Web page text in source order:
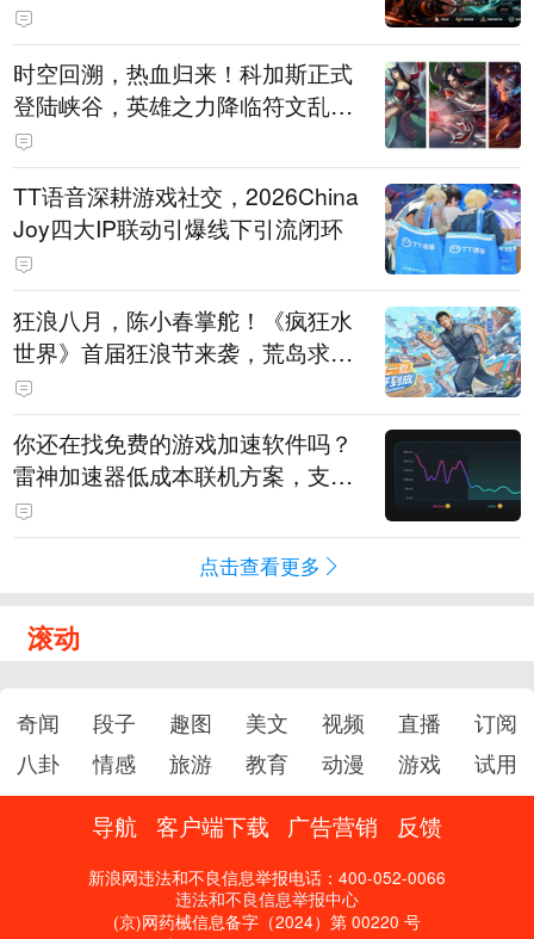
时空回溯，热血归来！科加斯正式
登陆峡谷，英雄之力降临符文乱
斗！
TT语音深耕游戏社交，2026China
Joy四大IP联动引爆线下引流闭环
狂浪八月，陈小春掌舵！《疯狂水
世界》首届狂浪节来袭，荒岛求生
直播即将开启
你还在找免费的游戏加速软件吗？
雷神加速器低成本联机方案，支持
免费试用
点击查看更多
滚动
奇闻 段子 趣图 美文 视频 直播
订阅
八卦
情感 旅游 教育 动漫 游戏 试用
导航 客户端下载 广告营销 反馈
新浪网违法和不良信息举报电话：400-052-0066
违法和不良信息举报中心
(京)网药械信息备字（2024）第 00220 号